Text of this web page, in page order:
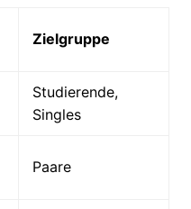
Zielgruppe
Studierende,
Singles
Paare